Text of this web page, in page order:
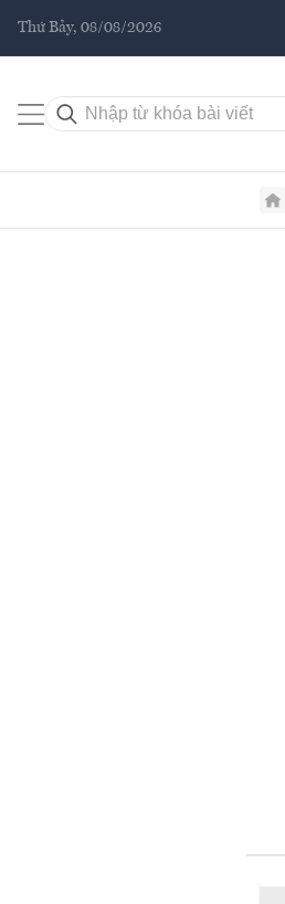
Thứ Bảy, 08/08/2026